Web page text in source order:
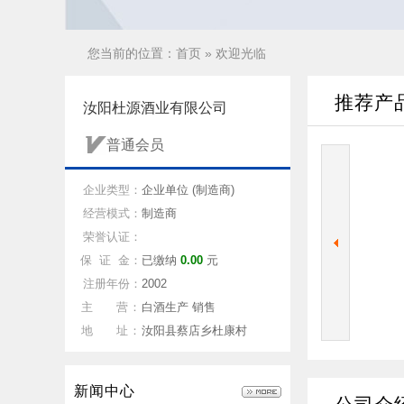
您当前的位置： 首页 » 欢迎光临
汝阳杜源酒业有限公司
普通会员
企业类型： 企业单位 (制造商)
经营模式： 制造商
荣誉认证：
保 证 金： 已缴纳 0.00 元
注册年份： 2002
主 营： 白酒生产 销售
地 址： 汝阳县蔡店乡杜康村
新闻中心
推荐产